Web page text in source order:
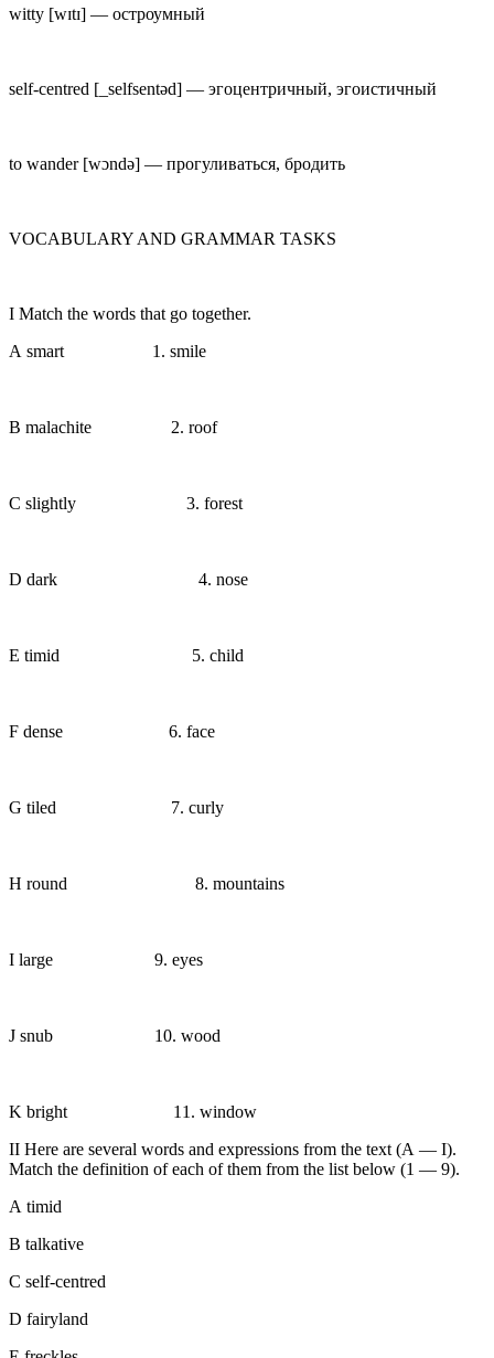
witty [wɪtɪ] — остроумный
self-centred [_selfsentəd] — эгоцентричный, эгоистичный
to wander[wɔndə] — прогуливаться, бродить
VOCABULARY AND GRAMMAR TASKS
I Match the words that go together.
A smart 1. smile
B malachite ⠀ ⠀ 2. roof
С slightly 3. forest
D dark ⠀ 4. nose
E timid 5. child
F dense ⠀ ⠀ ⠀ ⠀ 6. face
G tiled ⠀ ⠀ ⠀ ⠀ 7. curly
H round 8. mountains
I large ⠀ ⠀ ⠀ ⠀ ⠀ 9. eyes
J snub ⠀ ⠀ ⠀ ⠀ ⠀ 10. wood
K bright ⠀
11. window
II Here are several words and expressions from the text (A — I).
Match the definition of each of them from the list below (1 — 9).
A timid
B talkative
C self-centred
D fairyland